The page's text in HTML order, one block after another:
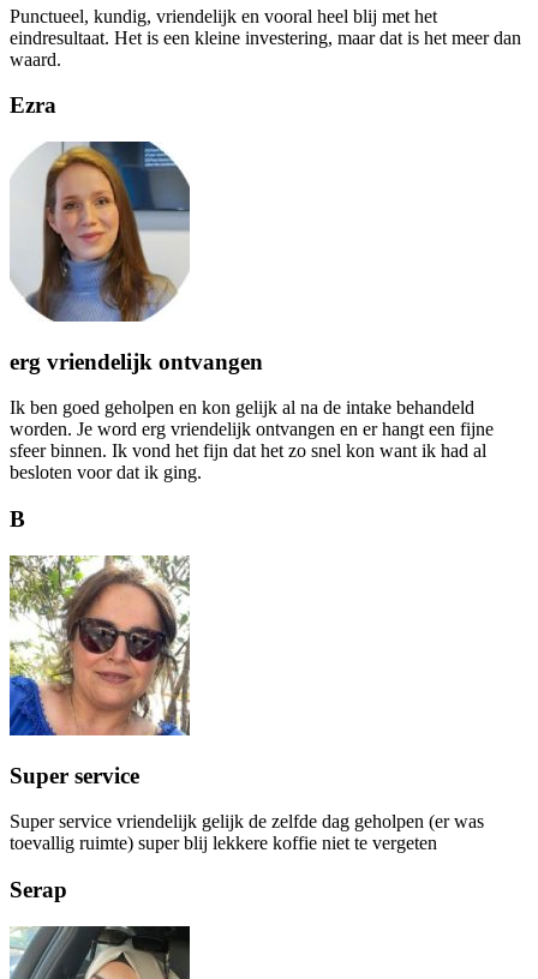
Punctueel, kundig, vriendelijk en vooral heel blij met het
eindresultaat. Het is een kleine investering, maar dat is het meer dan
waard.
Ezra
erg vriendelijk ontvangen
Ik ben goed geholpen en kon gelijk al na de intake behandeld
worden. Je word erg vriendelijk ontvangen en er hangt een fijne
sfeer binnen. Ik vond het fijn dat het zo snel kon want ik had al
besloten voor dat ik ging.
B
Super service
Super service vriendelijk gelijk de zelfde dag geholpen (er was
toevallig ruimte) super blij lekkere koffie niet te vergeten
Serap